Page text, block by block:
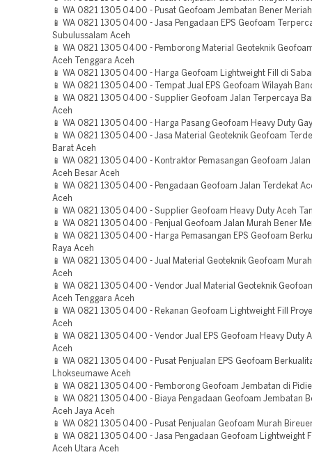
📱 WA 0821 1305 0400 - Pusat Geofoam Jembatan Bener
📱 WA 0821 1305 0400 - Jasa Pengadaan EPS Geofoam
Subulussalam Aceh
📱 WA 0821 1305 0400 - Pemborong Material Geoteknik
Aceh Tenggara Aceh
📱 WA 0821 1305 0400 - Harga Geofoam Lightweight Fill di
📱 WA 0821 1305 0400 - Tempat Jual EPS Geofoam Wilayah
📱 WA 0821 1305 0400 - Supplier Geofoam Jalan Terpercaya
Aceh
📱 WA 0821 1305 0400 - Harga Pasang Geofoam Heavy Duty
📱 WA 0821 1305 0400 - Jasa Material Geoteknik Geofoam
Barat Aceh
📱 WA 0821 1305 0400 - Kontraktor Pemasangan Geofoam
Aceh Besar Aceh
📱 WA 0821 1305 0400 - Pengadaan Geofoam Jalan Terdekat
Aceh
📱 WA 0821 1305 0400 - Supplier Geofoam Heavy Duty Aceh
📱 WA 0821 1305 0400 - Penjual Geofoam Jalan Murah Bener
📱 WA 0821 1305 0400 - Harga Pemasangan EPS Geofoam
Raya Aceh
📱 WA 0821 1305 0400 - Jual Material Geoteknik Geofoam
Aceh
📱 WA 0821 1305 0400 - Vendor Jual Material Geoteknik
Aceh Tenggara Aceh
📱 WA 0821 1305 0400 - Rekanan Geofoam Lightweight Fill
Aceh
📱 WA 0821 1305 0400 - Vendor Jual EPS Geofoam Heavy Duty
Aceh
📱 WA 0821 1305 0400 - Pusat Penjualan EPS Geofoam
Lhokseumawe Aceh
📱 WA 0821 1305 0400 - Pemborong Geofoam Jembatan di
📱 WA 0821 1305 0400 - Biaya Pengadaan Geofoam Jembatan
Aceh Jaya Aceh
📱 WA 0821 1305 0400 - Pusat Penjualan Geofoam Murah
📱 WA 0821 1305 0400 - Jasa Pengadaan Geofoam Lightweight
Aceh Utara Aceh